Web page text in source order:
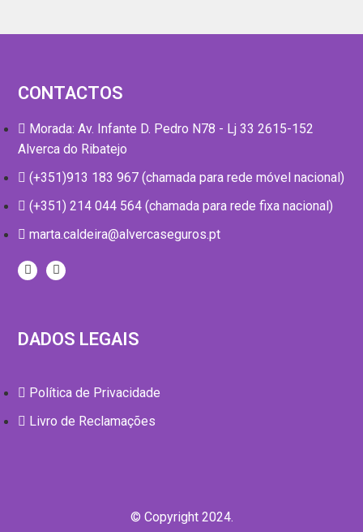
© Copyright 2024.
DADOS LEGAIS
Política de Privacidade
Livro de Reclamações
CONTACTOS
Morada: Av. Infante D. Pedro N78 - Lj 33 2615-152
Alverca do Ribatejo
(+351)913 183 967 (chamada para rede móvel nacional)
(+351) 214 044 564 (chamada para rede fixa nacional)
marta.caldeira@alvercaseguros.pt